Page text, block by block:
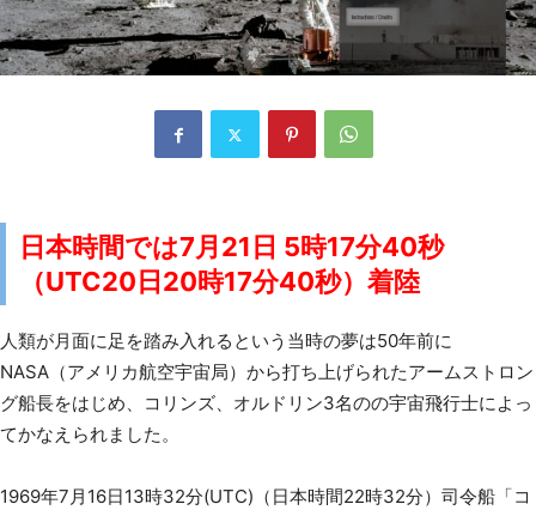
日本時間では7月21日 5時17分40秒
（UTC20日20時17分40秒）着陸
人類が月面に足を踏み入れるという当時の夢は50年前に
NASA（アメリカ航空宇宙局）から打ち上げられたアームストロン
グ船長をはじめ、コリンズ、オルドリン3名のの宇宙飛行士によっ
てかなえられました。
1969年7月16日13時32分(UTC)（日本時間22時32分）司令船「コ